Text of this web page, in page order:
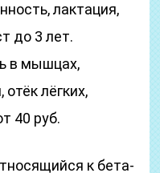
лактация,
до 3 лет.
в мышцах,
лёгких,
40 руб.
к бета-